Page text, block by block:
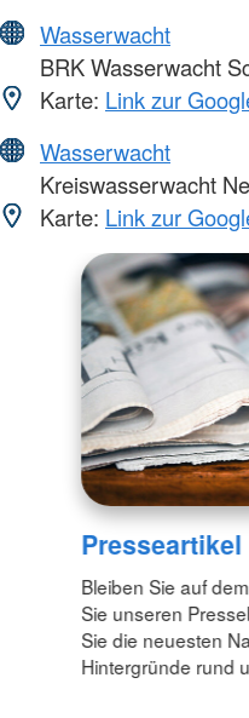
Wasserwacht
BRK Wasserwacht
Karte: Link zur
Wasserwacht
Kreiswasserwacht
Karte: Link zur
Presseartikel
Bleiben Sie auf
Sie unseren
Sie die neuesten
Hintergründe rund